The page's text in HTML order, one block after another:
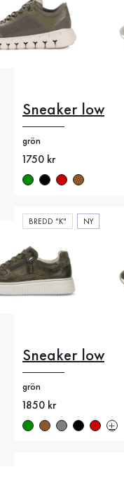
Sneaker low
grön
Nytt pris
1750 kr
BREDD "K" NY
Sneaker low
grön
Nytt pris
1850 kr